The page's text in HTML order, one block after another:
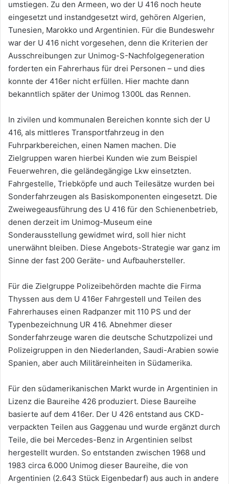
umstiegen. Zu den Armeen, wo der U 416 noch heute
eingesetzt und instandgesetzt wird, gehören Algerien,
Tunesien, Marokko und Argentinien. Für die Bundeswehr
war der U 416 nicht vorgesehen, denn die Kriterien der
Ausschreibungen zur Unimog-S-Nachfolgegeneration
forderten ein Fahrerhaus für drei Personen – und dies
konnte der 416er nicht erfüllen. Hier machte dann
bekanntlich später der Unimog 1300L das Rennen.
In zivilen und kommunalen Bereichen konnte sich der U
416, als mittleres Transportfahrzeug in den
Fuhrparkbereichen, einen Namen machen. Die
Zielgruppen waren hierbei Kunden wie zum Beispiel
Feuerwehren, die geländegängige Lkw einsetzten.
Fahrgestelle, Triebköpfe und auch Teilesätze wurden bei
Sonderfahrzeugen als Basiskomponenten eingesetzt. Die
Zweiwegeausführung des U 416 für den Schienenbetrieb,
denen derzeit im Unimog-Museum eine
Sonderausstellung gewidmet wird, soll hier nicht
unerwähnt bleiben. Diese Angebots-Strategie war ganz im
Sinne der fast 200 Geräte- und Aufbauhersteller.
Für die Zielgruppe Polizeibehörden machte die Firma
Thyssen aus dem U 416er Fahrgestell und Teilen des
Fahrerhauses einen Radpanzer mit 110 PS und der
Typenbezeichnung UR 416. Abnehmer dieser
Sonderfahrzeuge waren die deutsche Schutzpolizei und
Polizeigruppen in den Niederlanden, Saudi-Arabien sowie
Spanien, aber auch Militäreinheiten in Südamerika.
Für den südamerikanischen Markt wurde in Argentinien in
Lizenz die Baureihe 426 produziert. Diese Baureihe
basierte auf dem 416er. Der U 426 entstand aus CKD-
verpackten Teilen aus Gaggenau und wurde ergänzt durch
Teile, die bei Mercedes-Benz in Argentinien selbst
hergestellt wurden. So entstanden zwischen 1968 und
1983 circa 6.000 Unimog dieser Baureihe, die von
Argentinien (2.643 Stück Eigenbedarf) aus auch in andere